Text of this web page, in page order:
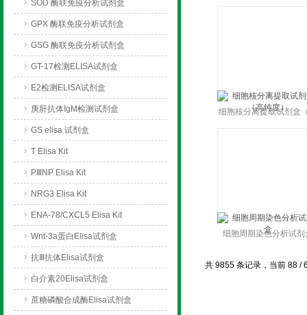
SOD 酶联免疫分析试剂盒
GPX 酶联免疫分析试剂盒
GSG 酶联免疫分析试剂盒
GT-17检测ELISA试剂盒
E2检测ELISA试剂盒
庚肝抗体IgM检测试剂盒
GS elisa 试剂盒
T Elisa Kit
PⅢNP Elisa Kit
NRG3 Elisa Kit
ENA-78/CXCL5 Elisa Kit
Wnt-3a蛋白Elisa试剂盒
抗Ⅲ抗体Elisa试剂盒
白介素20Elisa试剂盒
蔗糖磷酸合成酶Elisa试剂盒
细胞核分离提取试剂盒
细胞周期染色分析试剂
共 9855 条记录，当前 88 /